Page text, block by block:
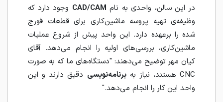
در این سالن، واحدی به نام CAD/CAM وجود دارد که
وظیفه‌ی تهیه پروسه ماشین‌کاری برای قطعات فورج
شده را برعهده دارد. این واحد پیش از شروع عملیات
ماشین‌کاری، بررسی‌های اولیه را انجام می‌دهد. آقای
کیان مهر توضیح می‌دهند: "دستگاه‌های ما که به صورت
CNC هستند، نیاز به
برنامه‌نویسی دقیق دارند و این
واحد این کار را انجام می‌دهد."